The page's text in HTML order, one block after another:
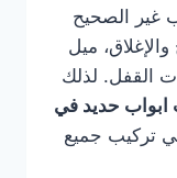
غير الصحيح
ميل
القفل. لذلك
ابواب حديد في
تركيب جميع